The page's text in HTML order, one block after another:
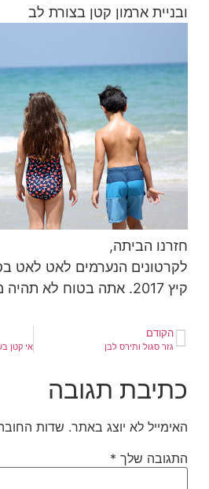
ובניית ארמון קטן בצורת לב
חזרנו הביתה,
לקרטונים הנערמים לאט לאט
קיץ 2017. אתה בטוח לא תהיה משעמם.
הקודם
גזר סגול ותירס לבן
כתיבת תגובה
האימייל לא יוצג באתר. שדות
התגובה שלך *